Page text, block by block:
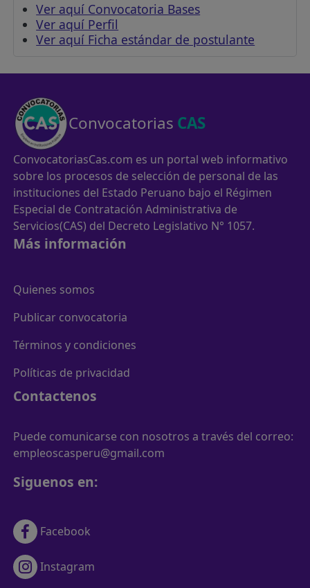
Ver aquí Convocatoria Bases
Ver aquí Perfil
Ver aquí Ficha estándar de postulante
Convocatorias CAS
ConvocatoriasCas.com es un portal web informativo
sobre los procesos de selección de personal de las
instituciones del Estado Peruano bajo el Régimen
Especial de Contratación Administrativa de
Servicios(CAS) del Decreto Legislativo N° 1057.
Más información
Quienes somos
Publicar convocatoria
Términos y condiciones
Políticas de privacidad
Contactenos
Puede comunicarse con nosotros a través del correo:
empleoscasperu@gmail.com
Siguenos en:
Facebook
Instagram